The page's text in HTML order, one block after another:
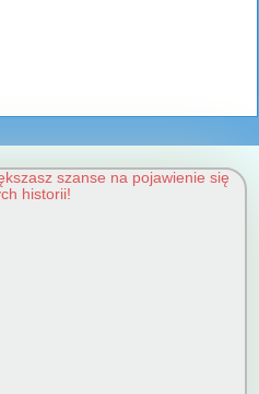
szanse na pojawienie się
historii!